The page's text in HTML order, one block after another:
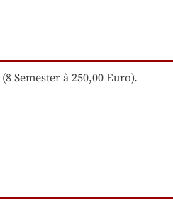
(8 Semester à 250,00 Euro).